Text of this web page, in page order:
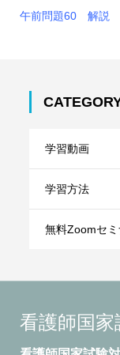
午前問題60 解説
学習動画
学習方法
無料Zoomセミ
看護師国